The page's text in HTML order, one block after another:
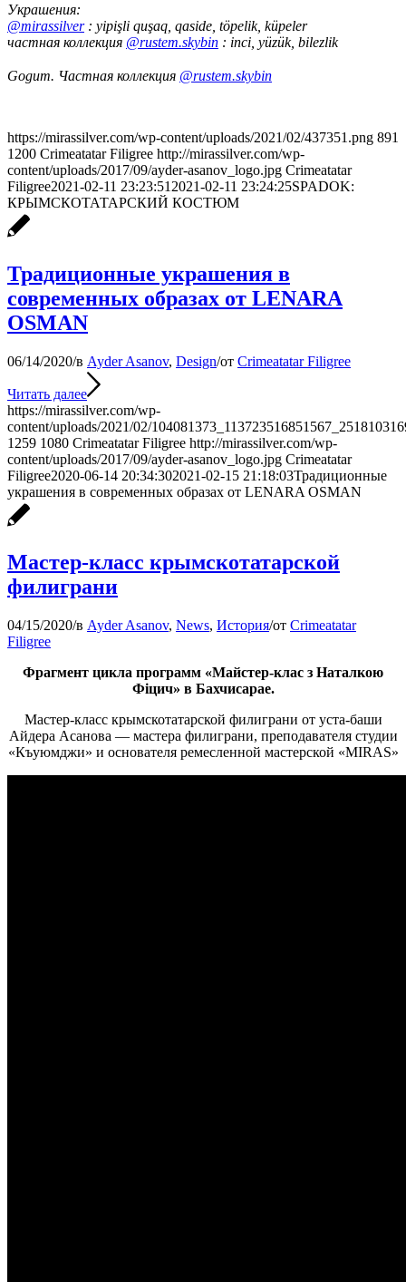
Украшения:
@mirassilver: yipişli quşaq, qaside, töpelik, küpeler
частная коллекция @rustem.skybin : inci, yüzük, bilezlik
Gogum. Частная коллекция @rustem.skybin
https://mirassilver.com/wp-content/uploads/2021/02/437351.png 891
1200 Crimeatatar Filigree http://mirassilver.com/wp-
content/uploads/2017/09/ayder-asanov_logo.jpg Crimeatatar
Filigree2021-02-11 23:23:51 2021-02-11 23:24:25SPADOK:
КРЫМСКОТАТАРСКИЙ КОСТЮМ
Традиционные украшения в
современных образах от LENARA
OSMAN
06/14/2020/в Ayder Asanov, Design/от Crimeatatar Filigree
Читать далее
https://mirassilver.com/wp-
content/uploads/2021/02/
1259 1080 Crimeatatar Filigree http://mirassilver.com/wp-
content/uploads/2017/09/ayder-asanov_logo.jpg Crimeatatar
Filigree2020-06-14 20:34:302021-02-15 21:18:03Традиционные
украшения в современных образах от LENARA OSMAN
Мастер-класс крымскотатарской
филиграни
04/15/2020/в Ayder Asanov, News, История/от Crimeatatar
Filigree
Фрагмент цикла программ «Майстер-клас з Наталкою
Фiцич» в Бахчисарае.
Мастер-класс крымскотатарской филиграни от уста-баши
Айдера Асанова — мастера филиграни, преподавателя студии
«Къуюмджи» и основателя ремесленной мастерской «MIRAS»